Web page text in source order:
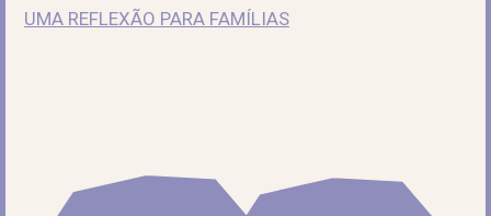
UMA REFLEXÃO PARA FAMÍLIAS